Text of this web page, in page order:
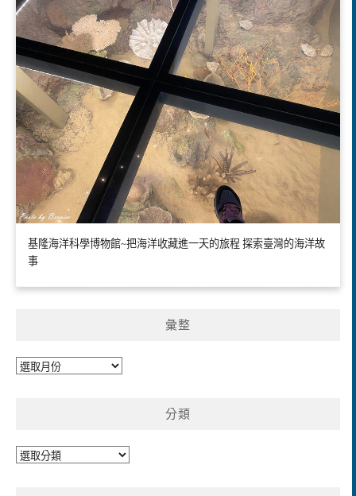
基隆海洋科學博物館~把海洋收藏進一天的旅程 探索臺灣的海洋故
事
彙整
彙
分類
分